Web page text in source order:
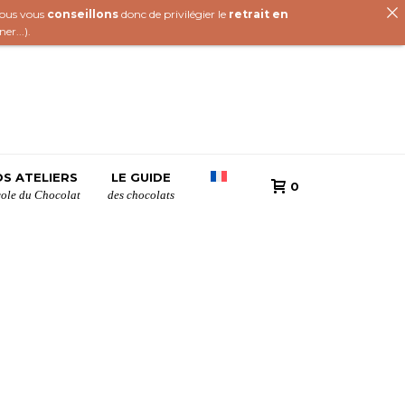
ATELIERS
du Chocolat
LE GUIDE
des chocolats
0
vous conseillons donc de privilégier le retrait en
...).